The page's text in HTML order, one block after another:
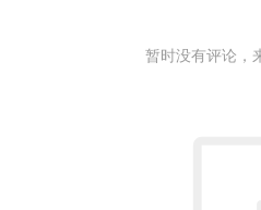
暂时没有评论，